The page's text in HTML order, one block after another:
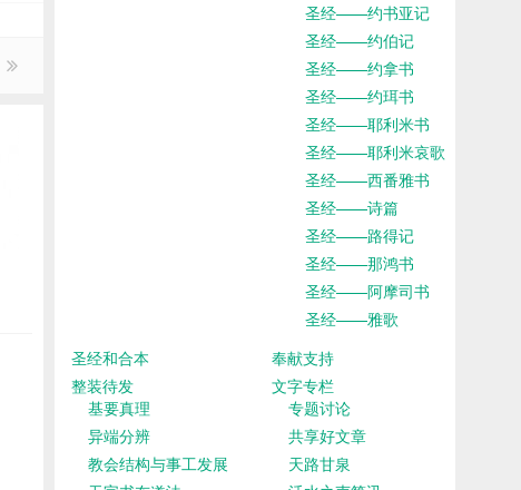
圣经——约书亚记
圣经——约伯记
圣经——约拿书
圣经——约珥书
圣经——耶利米书
圣经——耶利米哀歌
圣经——西番雅书
圣经——诗篇
圣经——路得记
圣经——那鸿书
圣经——阿摩司书
圣经——雅歌
圣经和合本
奉献支持
整装待发
基要真理
异端分辨
教会结构与事工发展
文字专栏
专题讨论
共享好文章
天路甘泉